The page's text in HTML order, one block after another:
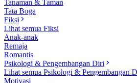
Tanaman & Taman
Tata Boga
Fiksi
Lihat semua Fiksi
Anak-anak
Remaja
Romantis
Psikologi & Pengembangan Diri
Lihat semua Psikologi & Pengembangan
Motivasi